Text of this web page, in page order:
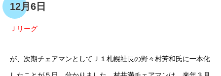
12月6日
Ｊリーグ
が、次期チェアマンとしてＪ１札幌社長の野々村芳和氏に一本化